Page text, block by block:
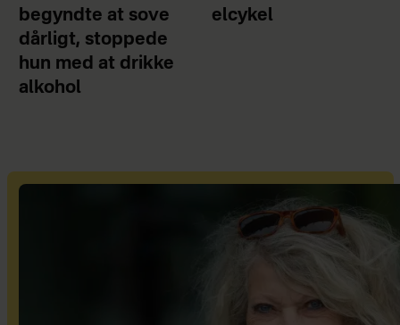
begyndte at sove
dårligt, stoppede
hun med at drikke
alkohol
elcykel